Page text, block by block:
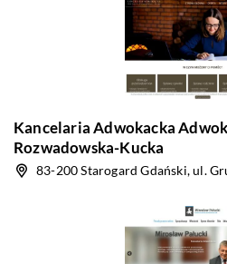
Kancelaria Adwokacka
Rozwadowska-Kucka
83-200 Starogard Gdański, ul.